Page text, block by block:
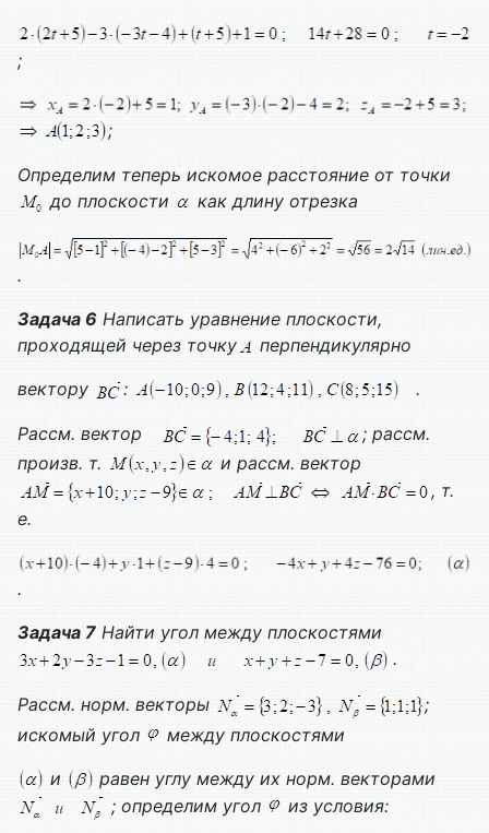
;
;
Определим теперь искомое расстояние от точки
до плоскости
как длину отрезка
.
Задача 6 Написать уравнение плоскости,
проходящей через точку
перпендикулярно
вектору
: .
Рассм. вектор
; рассм.
произв. т.
и рассм. вектор
, т.
е.
.
Задача 7 Найти угол между плоскостями
.
Рассм. норм. векторы
;
искомый угол
между плоскостями
и
равен углу между их норм. векторами
; определим угол
из условия: